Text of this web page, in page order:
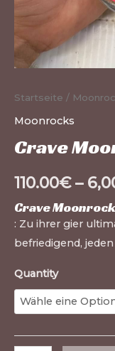
Startseite /
Moonrocks
Crave
110.00€–
Crave Moonrock
: Zu ihrer gier
befriedigend,
Quantity